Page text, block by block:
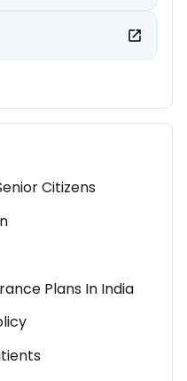
Citizens
Plans In India